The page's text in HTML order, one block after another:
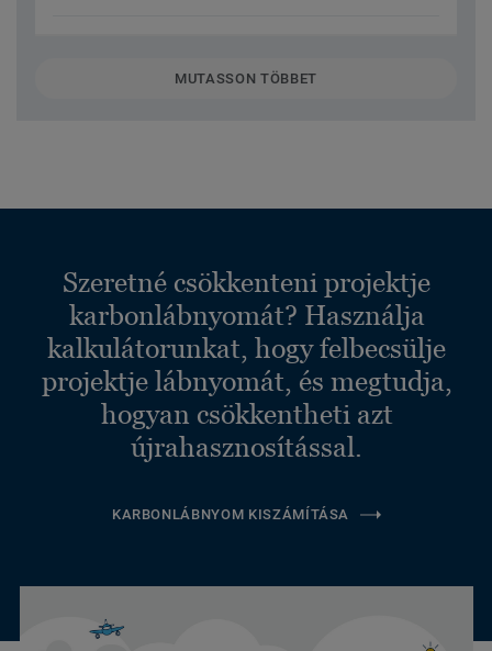
MUTASSON TÖBBET
Szeretné csökkenteni projektje
karbonlábnyomát? Használja
kalkulátorunkat, hogy felbecsülje
projektje lábnyomát, és megtudja,
hogyan csökkentheti azt
újrahasznosítással.
KARBONLÁBNYOM KISZÁMÍTÁSA